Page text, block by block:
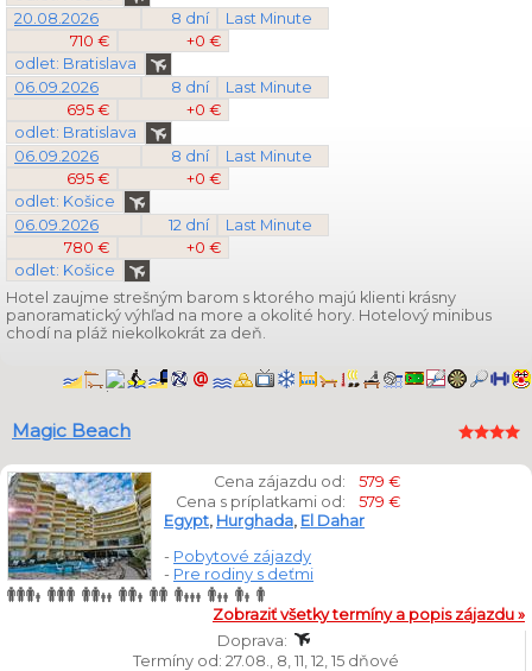
20.08.2026
8 dní
Last Minute
710 €
+0 €
odlet: Bratislava
06.09.2026
8 dní
Last Minute
695 €
+0 €
odlet: Bratislava
06.09.2026
8 dní
Last Minute
695 €
+0 €
odlet: Košice
06.09.2026
12 dní
Last Minute
780 €
+0 €
odlet: Košice
Hotel zaujme strešným barom s ktorého majú klienti krásny
panoramatický výhľad na more a okolité hory. Hotelový minibus
chodí na pláž niekolkokrát za deň.
Magic Beach
Cena zájazdu od:
579 €
Cena s príplatkami od:
579 €
Egypt, Hurghada, El Dahar
- Pobytové zájazdy
- Pre rodiny s deťmi
Zobraziť všetky termíny a popis zájazdu »
Doprava:
Termíny od: 27.08., 8, 11, 12, 15 dňové